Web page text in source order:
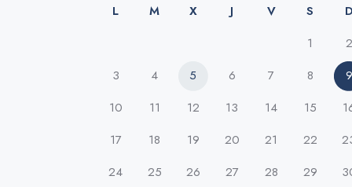
L M X J V S
D
1
2
3
4 5 6 7 8
9
10
11 12 13 14 15
17
18 19 20 21 22
24
25 26 27 28 29